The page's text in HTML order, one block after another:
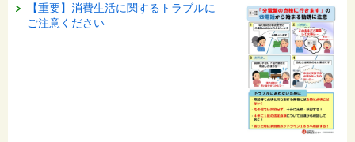
【重要】消費生活に関するトラブルに
ご注意ください